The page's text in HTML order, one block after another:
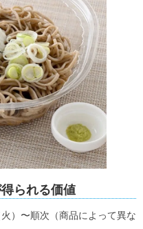
られる価値
）〜順次（商品によって異な